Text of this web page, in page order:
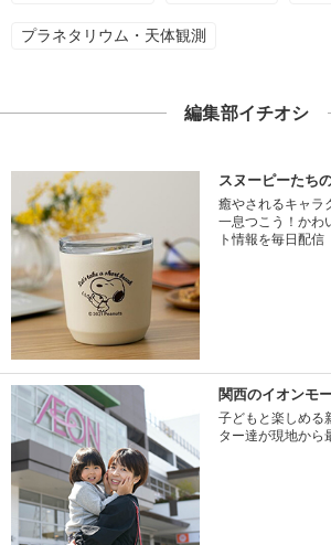
プラネタリウム・天体観測
編集部イチオシ
スヌーピーたち
癒やされるキャラ
一息つこう！かわ
ト情報を毎日配信
関西のイオンモ
子どもと楽しめる
ター達が現地から